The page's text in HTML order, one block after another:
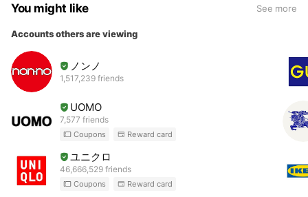
You might like See more
Accounts others are viewing
ノンノ
1,517,239 friends
UOMO
7,577 friends
Coupons Reward card
ユニクロ
46,666,529 friends
Coupons Reward card